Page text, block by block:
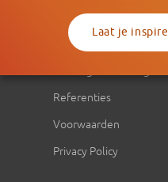
Laat je
Ons team
Expertise
Referenties
Voorwaarden
Privacy Policy